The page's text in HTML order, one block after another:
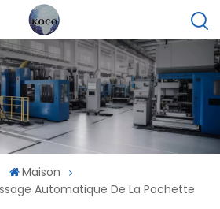
Maison
Automatique De La Pochette